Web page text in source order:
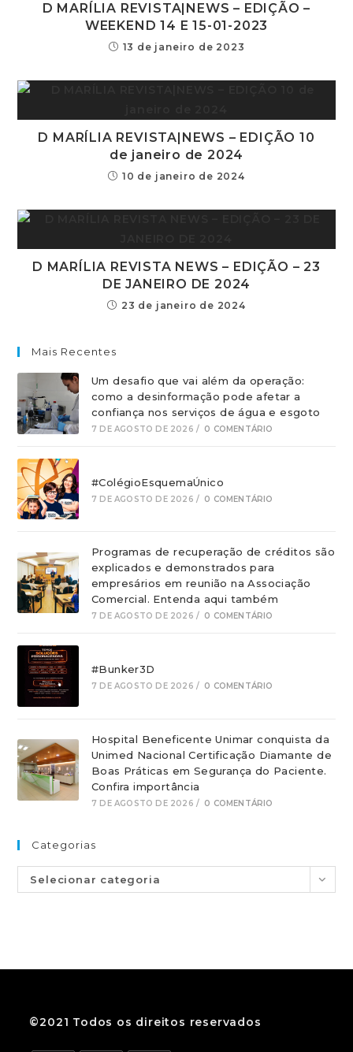
D MARÍLIA REVISTA|NEWS – EDIÇÃO –
WEEKEND 14 E 15-01-2023
13 de janeiro de 2023
D MARÍLIA REVISTA|NEWS – EDIÇÃO 10
de janeiro de 2024
10 de janeiro de 2024
D MARÍLIA REVISTA NEWS – EDIÇÃO – 23
DE JANEIRO DE 2024
23 de janeiro de 2024
Mais Recentes
Um desafio que vai além da operação:
como a desinformação pode afetar a
confiança nos serviços de água e esgoto
7 DE AGOSTO DE 2026 / 0 COMENTÁRIO
#ColégioEsquemaÚnico
7 DE AGOSTO DE 2026 / 0 COMENTÁRIO
Programas de recuperação de créditos são
explicados e demonstrados para
empresários em reunião na Associação
Comercial. Entenda aqui também
7 DE AGOSTO DE 2026 / 0 COMENTÁRIO
#Bunker3D
7 DE AGOSTO DE 2026 / 0 COMENTÁRIO
Hospital Beneficente Unimar conquista da
Unimed Nacional Certificação Diamante de
Boas Práticas em Segurança do Paciente.
Confira importância
7 DE AGOSTO DE 2026 / 0 COMENTÁRIO
Categorias
Selecionar categoria
©2021 Todos os direitos reservados